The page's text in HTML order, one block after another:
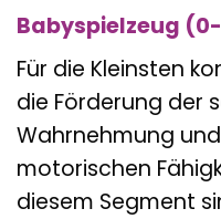
Babyspielzeug
Für die Kleinsten
die Förderung der
Wahrnehmung
motorischen
diesem Segment